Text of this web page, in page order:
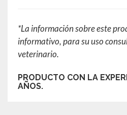
*La información sobre este
informativo, para su uso
veterinario.
PRODUCTO CON LA
AÑOS.